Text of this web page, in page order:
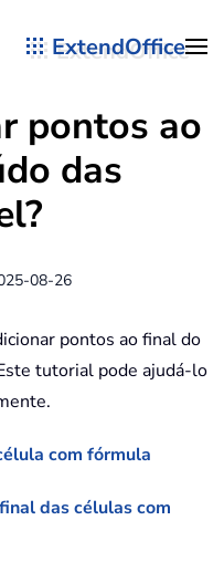
ExtendOffice
pontos ao
das
08-26
pontos ao final do
tutorial pode ajudá-lo
com fórmula
das células com